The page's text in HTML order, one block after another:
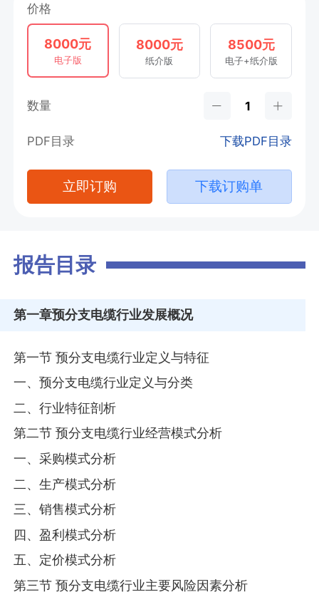
价格
8000元
电子版
8000元
纸介版
8500元
电子+纸介版
数量
PDF目录 下载PDF目录
立即订购 下载订购单
报告目录
第一章预分支电缆行业发展概况
第一节 预分支电缆行业定义与特征
一、预分支电缆行业定义与分类
二、行业特征剖析
第二节 预分支电缆行业经营模式分析
一、采购模式分析
二、生产模式分析
三、销售模式分析
四、盈利模式分析
五、定价模式分析
第三节 预分支电缆行业主要风险因素分析